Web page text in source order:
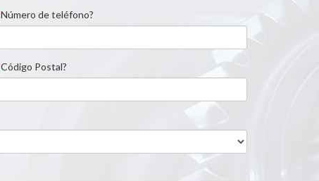
Número de teléfono?
Código Postal?